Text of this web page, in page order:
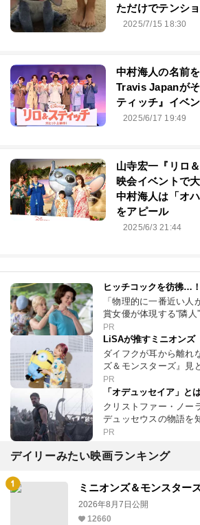
ただけでテンシ
2025/7/15 18:30
中村海人の名前
Travis Japanが
ティッチ』イベ
2025/6/17 19:49
山寺宏一『リロ
映会イベントで
中村海人は「オ
をアピール
2025/6/3 21:44
ヒッチコックを彷彿…！
「物理的に一番近い人
賞女優が体現する“隣人
PR
LiSAが推すミニオンズ
ダイフクが耳から離れ
ズ＆モンスターズ』見
PR
「オデュッセイア」と
クリストファー・ノー
デュッセウスの物語を
PR
デイリーみたい映画ランキング
ミニオンズ＆モンスター
2026年8月7日公開
12660